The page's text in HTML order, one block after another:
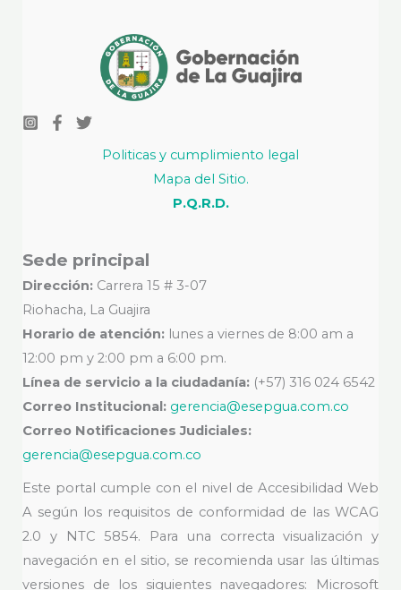
Politicas y cumplimiento legal
Mapa del Sitio.
P.Q.R.D.
Sede principal
Dirección: Carrera 15 # 3-07
Riohacha, La Guajira
Horario de atención: lunes a viernes de 8:00 am a
12:00 pm y 2:00 pm a 6:00 pm.
Línea de servicio a la ciudadanía: (+57) 316 024 6542
Correo Institucional: gerencia@esepgua.com.co
Correo Notificaciones Judiciales:
gerencia@esepgua.com.co
Este portal cumple con el nivel de Accesibilidad Web
A según los requisitos de conformidad de las WCAG
2.0 y NTC 5854. Para una correcta visualización y
navegación en el sitio, se recomienda usar las últimas
versiones de los siguientes navegadores: Microsoft